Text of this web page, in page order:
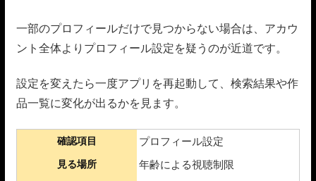
一部のプロフィールだけで見つからない場合は、アカウ
ント全体よりプロフィール設定を疑うのが近道です。
設定を変えたら一度アプリを再起動して、検索結果や作
品一覧に変化が出るかを見ます。
確認項目 プロフィール設定
見る場所 年齢による視聴制限